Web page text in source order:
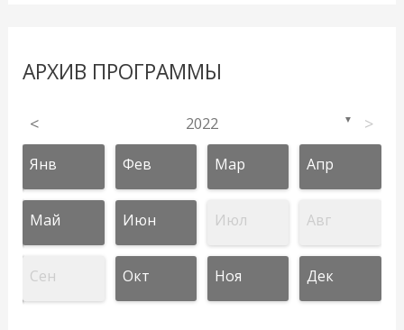
АРХИВ ПРОГРАММЫ
< 2022 ▼ >
Янв Фев Мар Апр
Май Июн Июл Авг
Сен Окт Ноя Дек